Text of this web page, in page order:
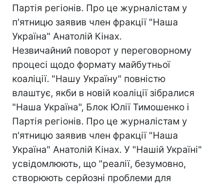
Партія регіонів. Про це журналістам у
п'ятницю заявив член фракції "Наша
Україна" Анатолій Кінах.
Незвичайний поворот у переговорному
процесі щодо формату майбутньої
коаліції. "Нашу Україну" повністю
влаштує, якби в новій коаліції зібралися
"Наша Україна", Блок Юлії Тимошенко і
Партія регіонів. Про це журналістам у
п'ятницю заявив член фракції "Наша
Україна" Анатолій Кінах. У "Нашій Україні"
усвідомлюють, що "реалії, безумовно,
створюють серйозні проблеми для